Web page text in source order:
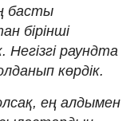
басты
бірінші
раундта
көрдік.
ең алдымен